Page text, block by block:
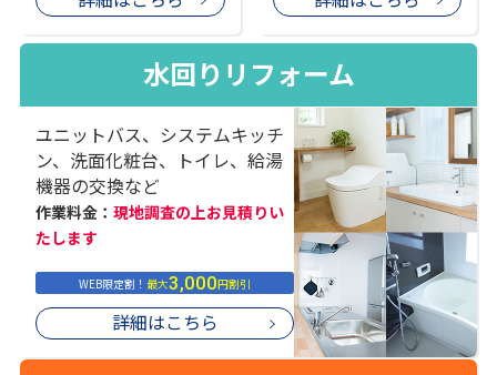
水回りリフォーム
ユニットバス、システムキッチ
ン、洗面化粧台、トイレ、給湯
機器の交換など
作業料金： 現地調査の上お見積りい
たします
WEB限定割！最大3,000円割引
詳細はこちら